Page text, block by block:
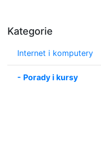
Kategorie
Internet i komputery
- Porady i kursy